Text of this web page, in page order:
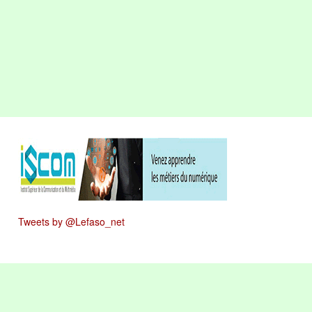
Tweets by @Lefaso_net